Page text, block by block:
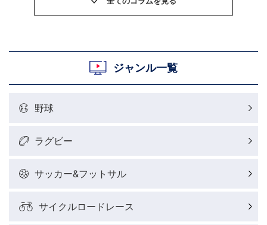
村上晃一ラグビーコラム
ラグビーレポート
野球好きコラム
サイクルロードレースレポート
ジャンル一覧
野球
ラグビー
サッカー&フットサル
サイクルロードレース